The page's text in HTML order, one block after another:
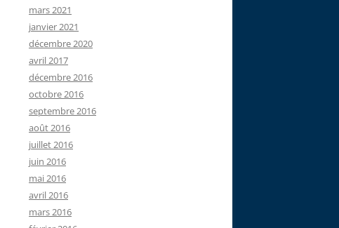
mars 2021
janvier 2021
décembre 2020
avril 2017
décembre 2016
octobre 2016
septembre 2016
août 2016
juillet 2016
juin 2016
mai 2016
avril 2016
mars 2016